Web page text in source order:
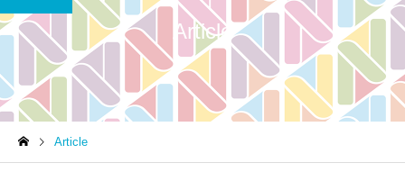
高血圧
［医師解説］生活習慣の修
高血圧
血圧の薬を飲み続ける
Article
Article